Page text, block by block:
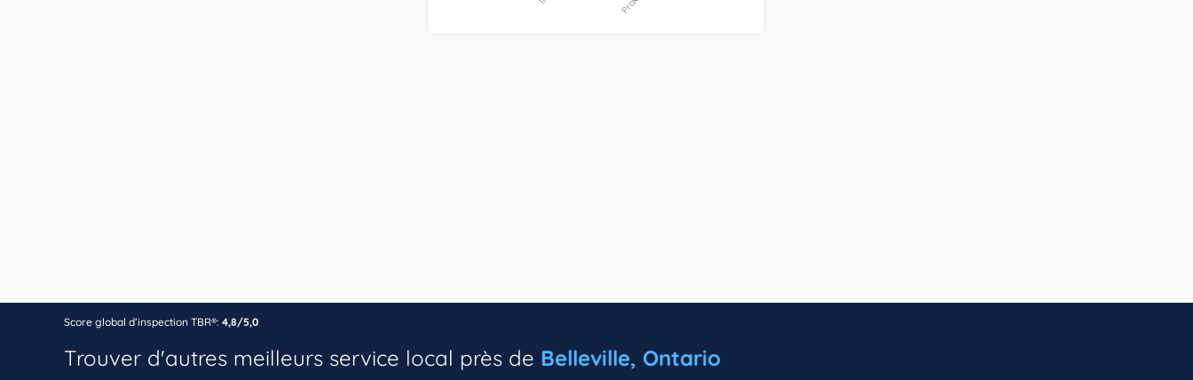
Score global d’inspection TBR®: 4,8/5,0
Trouver d'autres meilleurs service local près de Belleville, Ontario